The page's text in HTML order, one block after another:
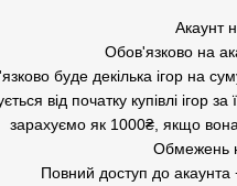
Акаунт
Обов'язково на
буде декілька ігор на
від початку купівлі ігор
зарахуємо як 1000₴, якщо
Обмежень
Повний доступ до